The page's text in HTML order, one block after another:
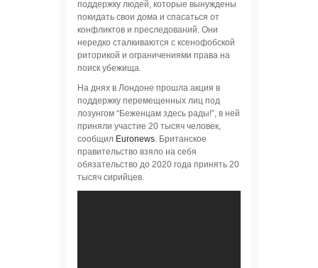
поддержку людей, которые вынуждены
покидать свои дома и спасаться от
конфликтов и преследований. Они
нередко сталкиваются с ксенофобской
риторикой и ограничениями права на
поиск убежища.
На днях в Лондоне прошла акция в
поддержку перемещенных лиц под
лозунгом “Беженцам здесь рады!”, в ней
приняли участие 20 тысяч человек,
сообщил Euronews. Британское
правительство взяло на себя
обязательство до 2020 года принять 20
тысяч сирийцев.